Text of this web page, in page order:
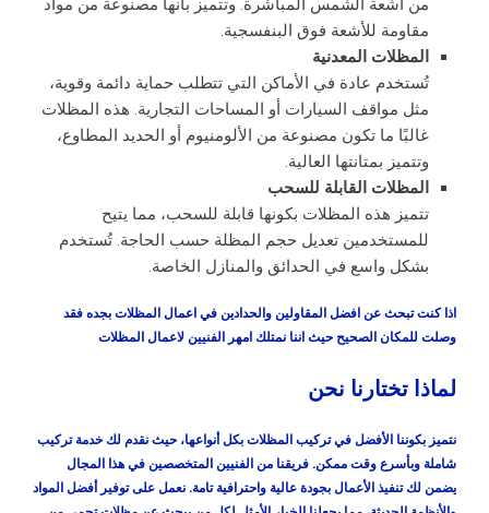
من أشعة الشمس المباشرة. وتتميز بأنها مصنوعة من مواد
مقاومة للأشعة فوق البنفسجية.
المظلات المعدنية
تُستخدم عادة في الأماكن التي تتطلب حماية دائمة وقوية،
مثل مواقف السيارات أو المساحات التجارية. هذه المظلات
غالبًا ما تكون مصنوعة من الألومنيوم أو الحديد المطاوع،
وتتميز بمتانتها العالية.
المظلات القابلة للسحب
تتميز هذه المظلات بكونها قابلة للسحب، مما يتيح
للمستخدمين تعديل حجم المظلة حسب الحاجة. تُستخدم
بشكل واسع في الحدائق والمنازل الخاصة.
اذا كنت تبحث عن افضل المقاولين والحدادين في اعمال المظلات بجده فقد
وصلت للمكان الصحيح حيث اننا نمتلك امهر الفنيين لاعمال المظلات
لماذا تختارنا نحن
نتميز بكوننا الأفضل في تركيب المظلات بكل أنواعها، حيث نقدم لك خدمة تركيب
شاملة وبأسرع وقت ممكن. فريقنا من الفنيين المتخصصين في هذا المجال
يضمن لك تنفيذ الأعمال بجودة عالية واحترافية تامة. نعمل على توفير أفضل المواد